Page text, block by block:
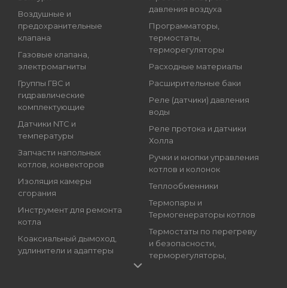
Воздушные и
предохранительные
клапана
Газовые клапана,
электромагниты
Группы ГВС и
гидравлические
комплектующие
Датчики NTC и
температуры
Запчасти напольных
котлов, конвекторов
Изоляция камеры
сгорания
Инструмент для ремонта
котла
Коаксиальный дымоход,
удлинители и адаптеры
давления воздуха
Программаторы,
термостаты,
терморегуляторы
Расходные материалы
Расширительные баки
Реле (датчики) давления
воды
Реле протока и датчики
Холла
Ручки и кнопки управления
котлов и колонок
Теплообменники
Термопары и
Термогенераторы котлов
Термостаты по перегреву
и безопасности,
терморегуляторы,